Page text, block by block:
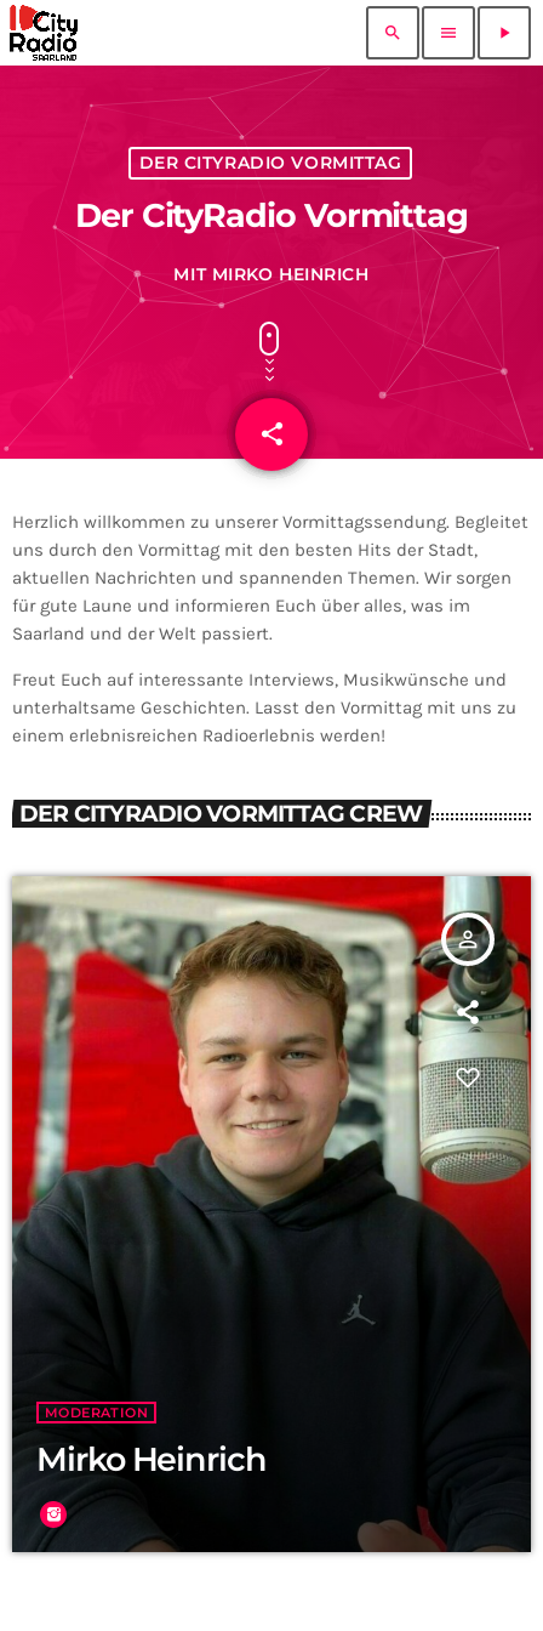
search menu play_arrow
DER CITYRADIO VORMITTAG
Der CityRadio Vormittag
MIT MIRKO HEINRICH
share
email
Herzlich willkommen zu unserer Vormittagssendung. Begleitet
uns durch den Vormittag mit den besten Hits der Stadt,
aktuellen Nachrichten und spannenden Themen. Wir sorgen
für gute Laune und informieren Euch über alles, was im
Saarland und der Welt passiert.
Freut Euch auf interessante Interviews, Musikwünsche und
unterhaltsame Geschichten. Lasst den Vormittag mit uns zu
einem erlebnisreichen Radioerlebnis werden!
DER CITYRADIO VORMITTAG CREW
person_outline
MODERATION
Mirko Heinrich